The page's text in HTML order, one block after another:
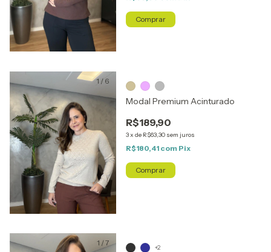
Comprar
1 / 6
Modal Premium Acinturado
R$189,90
3x de R$63,30 sem juros
R$180,41 com Pix
Comprar
1 /7
+2